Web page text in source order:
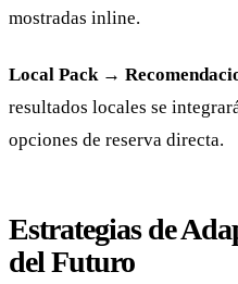
mostradas inline.
Local Pack →
resultados locales se
opciones de reserva directa.
Estrategias de
del Futuro